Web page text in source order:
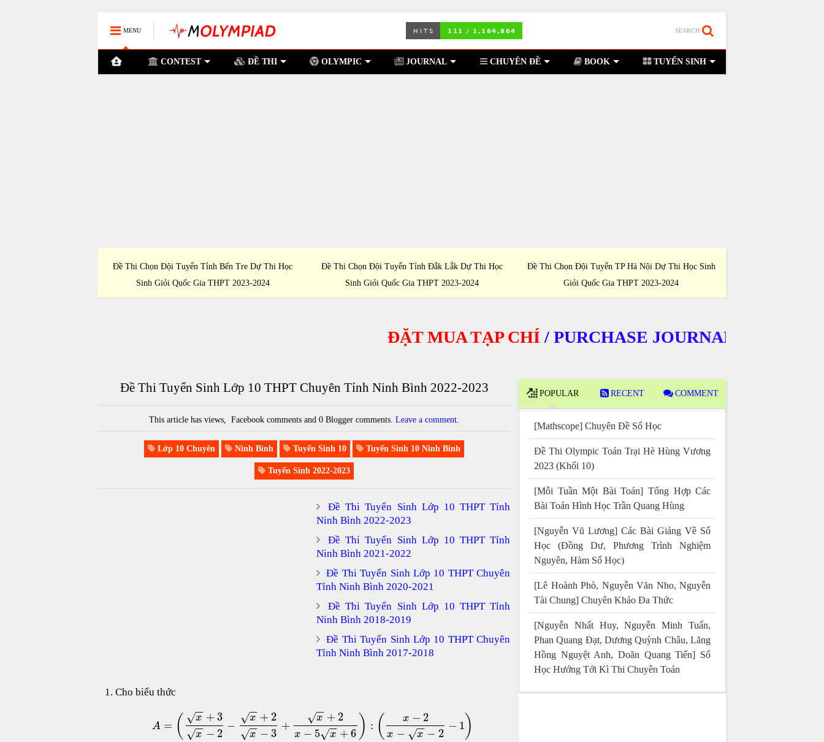
MENU SEARCH
CONTEST ĐỀ THI OLYMPIC JOURNAL CHUYÊN ĐỀ BOOK TUYỂN SINH
Đề Thi Chọn Đội Tuyển Tỉnh Bến Tre Dự Thi Học
Sinh Giỏi Quốc Gia THPT 2023-2024
Đề Thi Chọn Đội Tuyển Tỉnh Đắk Lắk Dự Thi Học
Sinh Giỏi Quốc Gia THPT 2023-2024
Đề Thi Chọn Đội Tuyển TP Hà Nội Dự Thi Học Sinh
Giỏi Quốc Gia THPT 2023-2024
ĐẶT MUA TẠP CHÍ/PURCHASE JOURNALS
Đề Thi Tuyển Sinh Lớp 10 THPT Chuyên Tỉnh Ninh Bình 2022-2023
This article hasviews, Facebook comments and 0 Blogger comments.Leave a comment
Lớp 10 Chuyên Ninh Bình Tuyển Sinh 10 Tuyển Sinh 10 Ninh Bình
Tuyển Sinh 2022-2023
Đề Thi Tuyển Sinh Lớp 10 THPT Tỉnh
Ninh Bình 2022-2023
Đề Thi Tuyển Sinh Lớp 10 THPT Tỉnh
Ninh Bình 2021-2022
Đề Thi Tuyển Sinh Lớp 10 THPT Chuyên
Tỉnh Ninh Bình 2020-2021
Đề Thi Tuyển Sinh Lớp 10 THPT Tỉnh
Ninh Bình 2018-2019
Đề Thi Tuyển Sinh Lớp 10 THPT Chuyên
Tỉnh Ninh Bình 2017-2018
Cho biểu thức
A = ( x
−
−
√ + 3
x
−
−
√ − 2
−
x
−
−
√ + 2
x
−
−
√ − 3
+
x
−
−
√ + 2
x − 5 x
−
−
√ + 6 ) : ( x − 2
x − x
−
−
√ − 2
− 1 )
POPULAR RECENT COMMENT
[Mathscope] Chuyên Đề Số Học
Đề Thi Olympic Toán Trại Hè Hùng Vương
2023 (Khối 10)
[Mỗi Tuần Một Bài Toán] Tổng Hợp Các
Bài Toán Hình Học Trần Quang Hùng
[Nguyễn Vũ Lương] Các Bài Giảng Về Số
Học (Đồng Dư, Phương Trình Nghiệm
Nguyên, Hàm Số Học)
[Lê Hoành Phò, Nguyễn Văn Nho, Nguyễn
Tài Chung] Chuyên Khảo Đa Thức
[Nguyễn Nhất Huy, Nguyễn Minh Tuấn,
Phan Quang Đạt, Dương Quỳnh Châu, Lăng
Hồng Nguyệt Anh, Doãn Quang Tiến] Số
Học Hướng Tới Kì Thi Chuyên Toán